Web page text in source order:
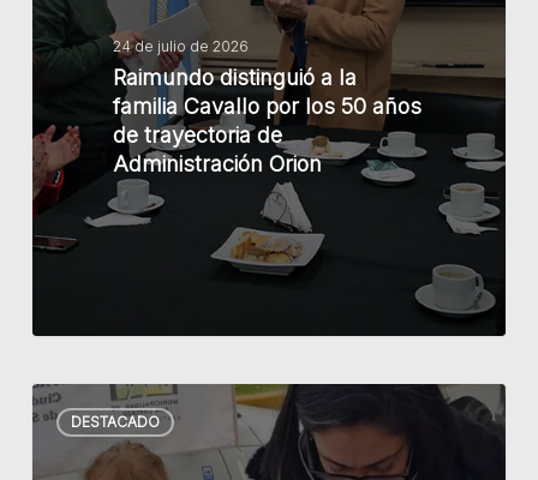
familia
Cavallo
50
años
de
trayectoria
24 de julio de 2026
Raimundo distinguió a la
familia Cavallo por los 50 años
de trayectoria de
Administración Orion
DESTACADO
Con
una
jornada